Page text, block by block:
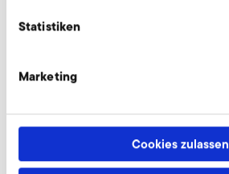
Statistiken
Marketing
Cookies zulassen
Anschlussstutzen